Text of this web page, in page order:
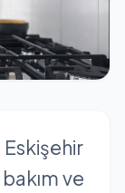
Eskişehir
ve